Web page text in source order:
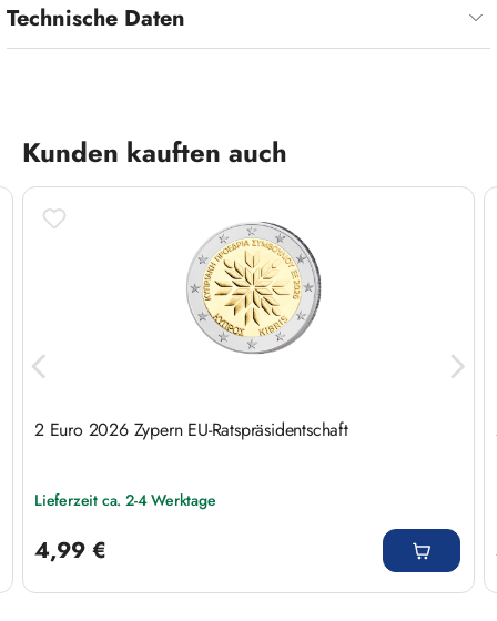
Technische Daten
Produktgalerie überspringen
Kunden kauften auch
2 Euro 2026 Zypern EU-Ratspräsidentschaft
Lieferzeit ca. 2-4 Werktage
4,99 €